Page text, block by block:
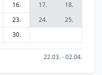
16. 17.
18.
23. 24.
25.
30.
22.03. - 02.04.